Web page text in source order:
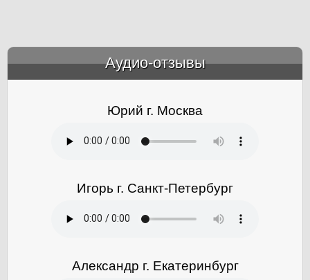
Аудио-отзывы
Юрий г. Москва
Игорь г. Санкт-Петербург
Александр г. Екатеринбург